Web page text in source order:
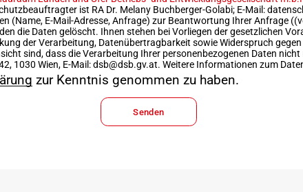
ist RA Dr. Melany Buchberger-Golabi; E-Mail:
(Name, E-Mail-Adresse, Anfrage) zur Beantwortung Ihrer Anfrage
die Daten gelöscht. Ihnen stehen bei Vorliegen der gesetzlichen
der Verarbeitung, Datenübertragbarkeit sowie Widerspruch
sind, dass die Verarbeitung Ihrer personenbezogenen Daten
1030 Wien, E-Mail: dsb@dsb.gv.at. Weitere Informationen zum
zur Kenntnis genommen zu haben.
Senden